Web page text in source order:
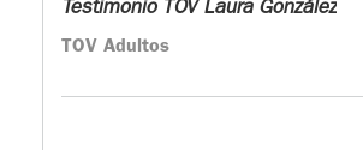
Testimonio TOV Laura González
TOV Adultos